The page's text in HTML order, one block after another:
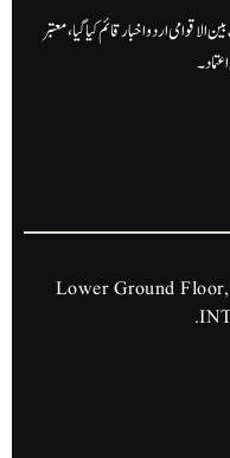
اردو اخبار قائم کیا گیا، معتبر
Lower Ground